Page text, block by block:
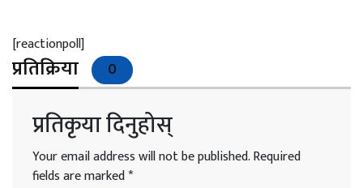
[reactionpoll]
प्रतिक्रिया 0
प्रतिकृया दिनुहोस्
Your email address will not be published.Required
fields are marked*